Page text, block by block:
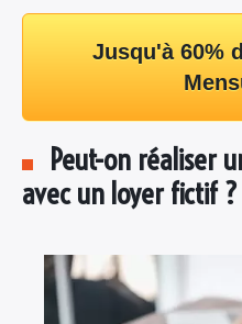
Jusqu'à 60%
Peut-on réaliser
avec un loyer fictif ?